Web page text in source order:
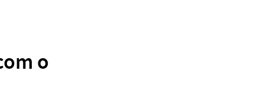
o